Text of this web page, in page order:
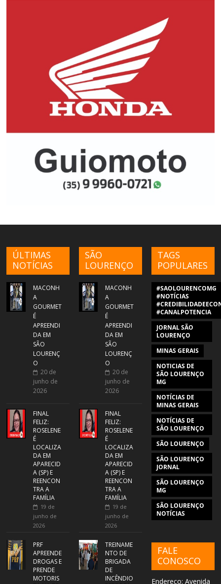
ÚLTIMAS
NOTÍCIAS
MACONH
A
GOURMET
É
APREENDI
DA EM
SÃO
LOURENÇ
O
20 de
junho de
2026
FINAL
FELIZ:
ROSELENE
É
LOCALIZA
DA EM
APARECID
A (SP) E
REENCON
TRA A
FAMÍLIA
19 de
junho de
2026
PRF
APREENDE
DROGAS E
PRENDE
MOTORIS
SÃO
LOURENÇO
MACONH
A
GOURMET
É
APREENDI
DA EM
SÃO
LOURENÇ
O
20 de
junho de
2026
FINAL
FELIZ:
ROSELENE
É
LOCALIZA
DA EM
APARECID
A (SP) E
REENCON
TRA A
FAMÍLIA
19 de
junho de
2026
TREINAME
NTO DE
BRIGADA
DE
INCÊNDIO
TAGS
POPULARES
#SAOLOURENCOMG
#NOTÍCIAS
#CANALPOTENCIA
JORNAL SÃO
LOURENÇO
MINAS GERAIS
NOTICIAS DE
SÃO LOURENÇO
MG
NOTÍCIAS DE
MINAS GERAIS
NOTÍCIAS DE
SÃO LOURENÇO
SÃO LOURENÇO
SÃO LOURENÇO
JORNAL
SÃO LOURENÇO
MG
SÃO LOURENÇO
NOTÍCIAS
FALE
CONOSCO
Endereço: Avenida